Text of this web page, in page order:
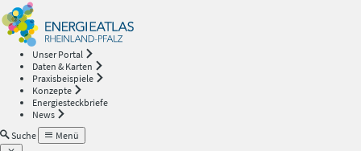
Unser Portal
Daten & Karten
Praxisbeispiele
Konzepte
Energiesteckbriefe
News
Suche
Menü